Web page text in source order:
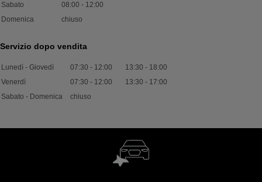
Sabato
08:00 - 12:00
Domenica
chiuso
Servizio dopo vendita
Lunedì - Giovedì 07:30 - 12:00 13:30 - 18:00
Venerdì
07:30 - 12:00 13:30 - 17:00
Sabato - Domenica
chiuso